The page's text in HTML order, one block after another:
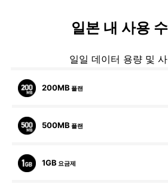
일본 내 사용
일일 데이터 용량 및
200MB 플랜
500MB 플랜
1GB 요금제